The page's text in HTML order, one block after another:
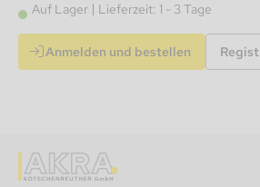
Auf Lager Lieferzeit: 1 - 3 Tage
Anmelden und bestellen